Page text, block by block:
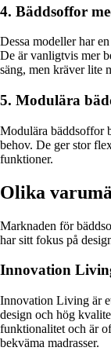
4. Bäddsoffor
Dessa modeller har
De är vanligtvis mer
säng, men kräver lite
5. Modulära
Modulära bäddsoffor
behov. De ger stor
funktioner.
Olika
Marknaden för
har sitt fokus på
Innovation
Innovation Living är
design och hög
funktionalitet och är
bekväma madrasser.